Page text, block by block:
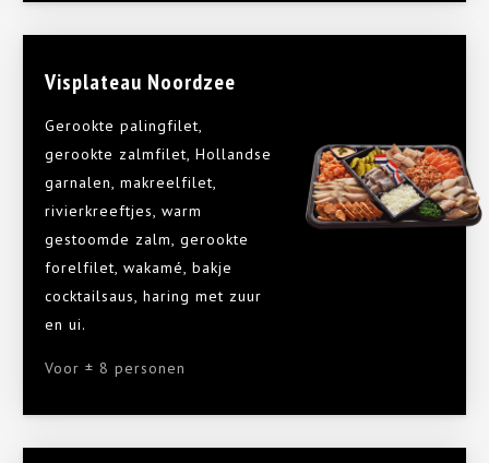
Visplateau Noordzee
Gerookte palingfilet,
gerookte zalmfilet, Hollandse
garnalen, makreelfilet,
rivierkreeftjes, warm
gestoomde zalm, gerookte
forelfilet, wakamé, bakje
cocktailsaus, haring met zuur
en ui.
Voor ± 8 personen